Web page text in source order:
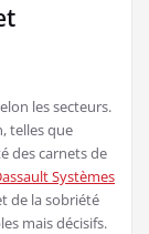
les secteurs.
telles que
des carnets de
Systèmes
de la sobriété
mais décisifs.